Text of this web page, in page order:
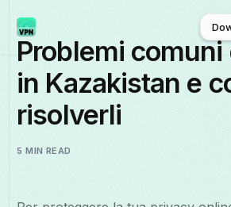
Download free VPN
Problemi comuni
in Kazakistan e
risolverli
5 MIN READ